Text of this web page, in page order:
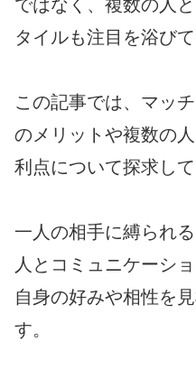
ではなく、複数の人
タイルも注目を浴びて
この記事では、マッ
のメリットや複数の
利点について探求して
一人の相手に縛られ
人とコミュニケーシ
自身の好みや相性を
す。